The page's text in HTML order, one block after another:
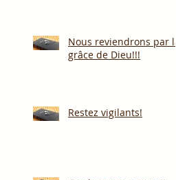
Nous reviendrons par la
grâce de Dieu!!!
Restez vigilants!